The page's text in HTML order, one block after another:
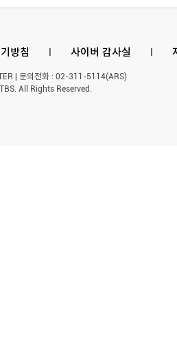
방침 l 사이버 감사실 l
| 문의전화 : 02-311-5114(ARS)
All Rights Reserved.